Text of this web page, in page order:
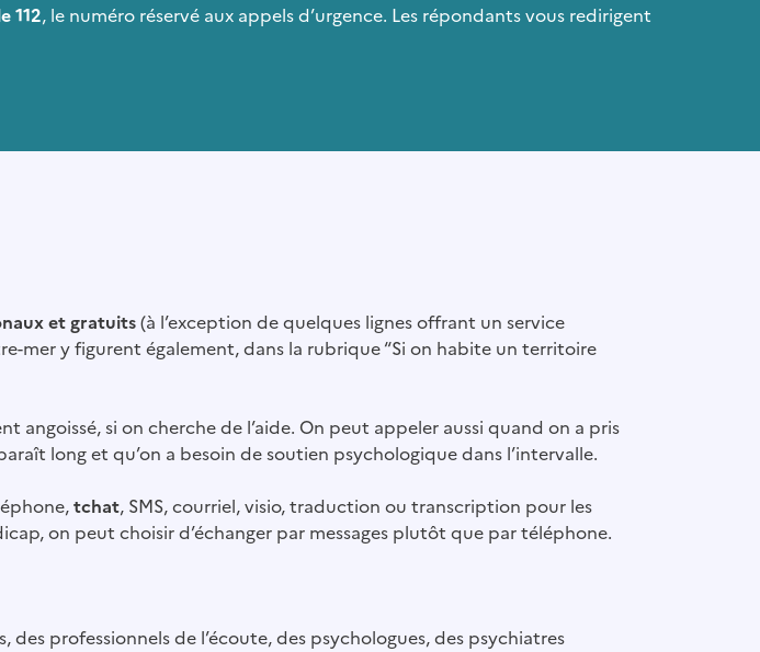
112, le numéro réservé aux appels d’urgence. Les répondants vous redirigent
et gratuits(à l’exception de quelques lignes offrant un service
mer y figurent également, dans la rubrique “Si on habite un territoire
angoissé, si on cherche de l’aide. On peut appeler aussi quand on a pris
long et qu’on a besoin de soutien psychologique dans l’intervalle.
tchat, SMS, courriel, visio, traduction ou transcription pour les
on peut choisir d’échanger par messages plutôt que par téléphone.
professionnels de l’écoute, des psychologues, des psychiatres